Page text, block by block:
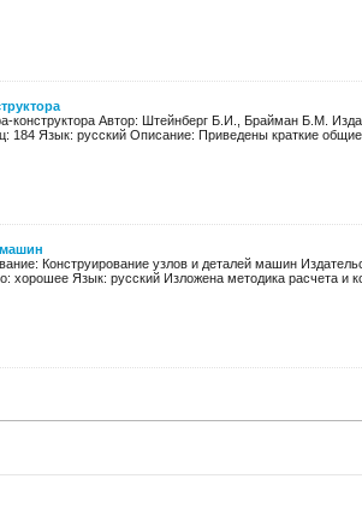
конструктора Автор: Штейнберг Б.И., Брайман Б.М.
184 Язык: русский Описание: Приведены краткие общие
Конструирование узлов и деталей машин
хорошее Язык: русский Изложена методика расчета и